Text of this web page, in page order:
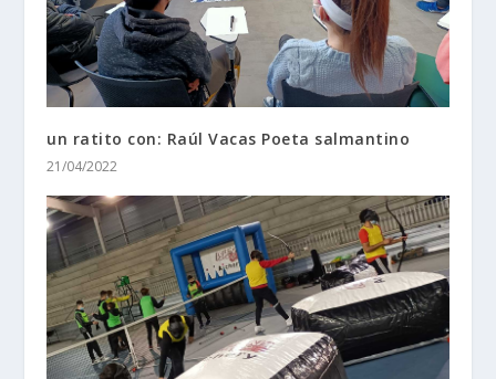
un ratito con: Raúl Vacas Poeta salmantino
21/04/2022